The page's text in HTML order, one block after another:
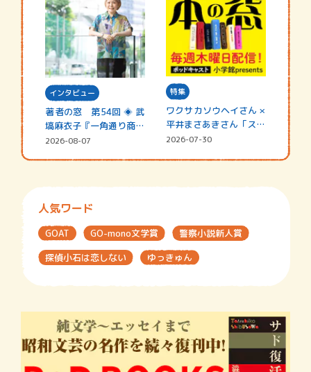
インタビュー
著者の窓 第54回 ◈ 武
塙麻衣子『一角通り商店
街の…
2026-08-07
特集
ワクサカソウヘイさん ×
平井まさあきさん「スペ
シャ…
2026-07-30
人気ワード
GOAT GO-mono文学賞
警察小説新人賞
探偵小石は恋しない
ゆっきゅん